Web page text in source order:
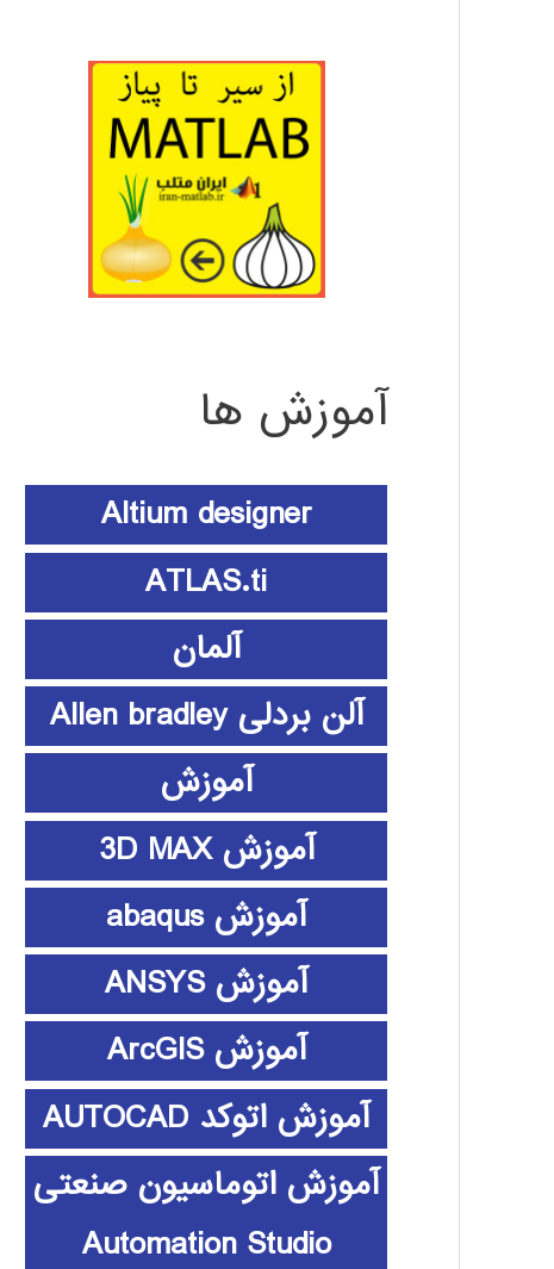
آموزش ها
Altium designer
ATLAS.ti
آلمان
آلن بردلی Allen bradley
آموزش
آموزش 3D MAX
آموزش abaqus
آموزش ANSYS
آموزش ArcGIS
آموزش اتوکد AUTOCAD
آموزش اتوماسیون صنعتی
Automation Studio